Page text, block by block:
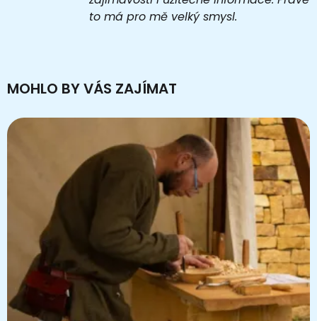
to má pro mě velký smysl.
MOHLO BY VÁS ZAJÍMAT